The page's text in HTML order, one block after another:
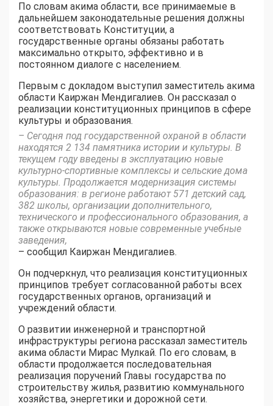
По словам акима области, все принимаемые в
дальнейшем законодательные решения должны
соответствовать Конституции, а
государственные органы обязаны работать
максимально открыто, эффективно и в
постоянном диалоге с населением.
Первым с докладом выступил заместитель акима
области Каиржан Мендигалиев. Он рассказал о
реализации конституционных принципов в сфере
культуры и образования.
– Сегодня под государственной охраной в области
находятся 2 134 памятника истории и культуры. В
текущем году введены в эксплуатацию новые
культурно-спортивные комплексы и сельские дома
культуры. Продолжается модернизация системы
образования: в регионе работают 571 детский сад,
382 школы, организации дополнительного,
технического и профессионального образования, а
также открываются новые современные учебные
заведения,
– сообщил Каиржан Мендигалиев.
Он подчеркнул, что реализация конституционных
принципов требует согласованной работы всех
государственных органов, организаций и
учреждений области.
О развитии инженерной и транспортной
инфраструктуры региона рассказал заместитель
акима области Мирас Мулкай. По его словам, в
области продолжается последовательная
реализация поручений Главы государства по
строительству жилья, развитию коммунального
хозяйства, энергетики и дорожной сети.